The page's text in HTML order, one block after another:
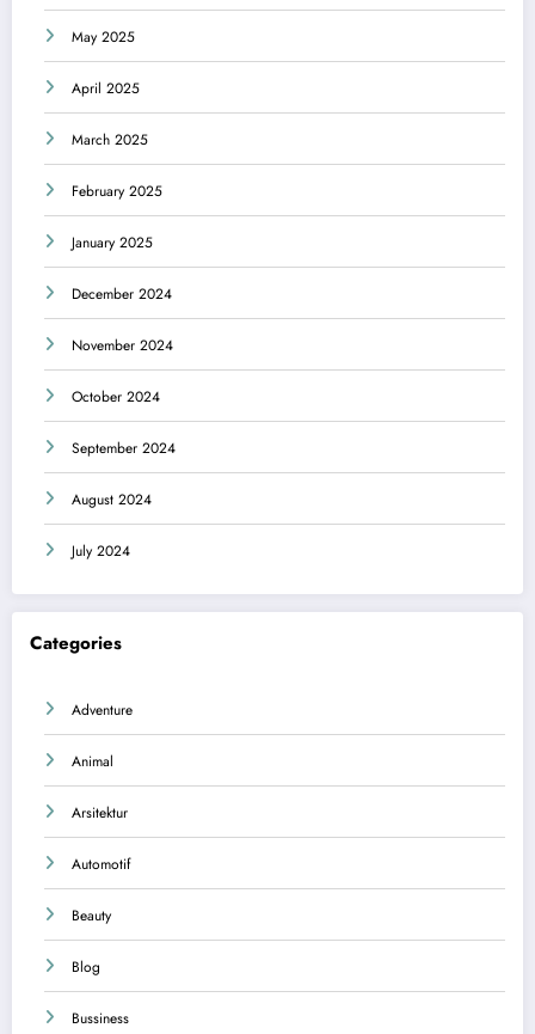
May 2025
April 2025
March 2025
February 2025
January 2025
December 2024
November 2024
October 2024
September 2024
August 2024
July 2024
Categories
Adventure
Animal
Arsitektur
Automotif
Beauty
Blog
Bussiness